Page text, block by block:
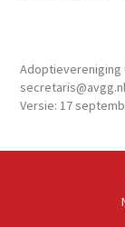
secretaris@avgg.nl
Versie: 17